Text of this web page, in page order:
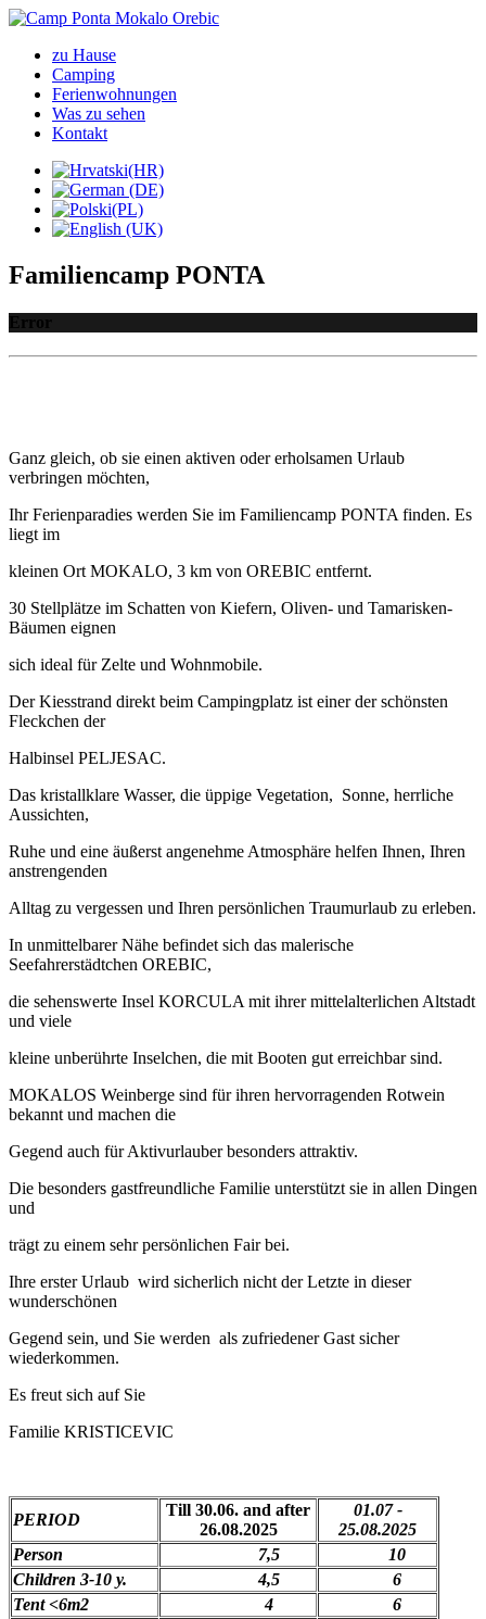
zu Hause
Camping
Ferienwohnungen
Was zu sehen
Kontakt
Familiencamp PONTA
Error
Ganz gleich, ob sie einen aktiven oder erholsamen Urlaub
verbringen möchten,
Ihr Ferienparadies werden Sie im Familiencamp PONTA finden. Es
liegt im
kleinen Ort MOKALO, 3 km von OREBIC entfernt.
30 Stellplätze im Schatten von Kiefern, Oliven- und Tamarisken-
Bäumen eignen
sich ideal für Zelte und Wohnmobile.
Der Kiesstrand direkt beim Campingplatz ist einer der schönsten
Fleckchen der
Halbinsel PELJESAC.
Das kristallklare Wasser, die üppige Vegetation, Sonne, herrliche
Aussichten,
Ruhe und eine äußerst angenehme Atmosphäre helfen Ihnen, Ihren
anstrengenden
Alltag zu vergessen und Ihren persönlichen Traumurlaub zu erleben.
In unmittelbarer Nähe befindet sich das malerische
Seefahrerstädtchen OREBIC,
die sehenswerte Insel KORCULA mit ihrer mittelalterlichen Altstadt
und viele
kleine unberührte Inselchen, die mit Booten gut erreichbar sind.
MOKALOS Weinberge sind für ihren hervorragenden Rotwein
bekannt und machen die
Gegend auch für Aktivurlauber besonders attraktiv.
Die besonders gastfreundliche Familie unterstützt sie in allen Dingen
und
trägt zu einem sehr persönlichen Fair bei.
Ihre erster Urlaub wird sicherlich nicht der Letzte in dieser
wunderschönen
Gegend sein, und Sie werden als zufriedener Gast sicher
wiederkommen.
Es freut sich auf Sie
Familie KRISTICEVIC
PERIOD
Till 30.06. and after
26.08.2025
01.07 -
25.08.2025
Person
7,5
10
Children 3-10 y.
4,5
6
Tent <6m2
4
6